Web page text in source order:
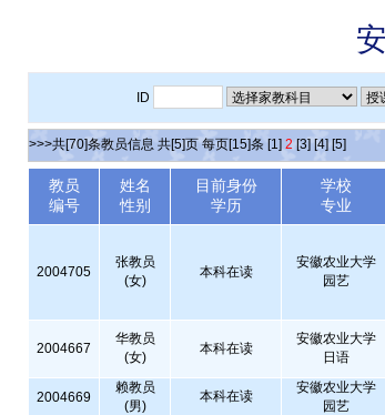
ID
>>>共[70]条教员信息 共[5]页 每页[15]条 [1] 2 [3] [4] [5]
教员
编号
姓名
性别
目前身份
学历
学校
专业
2004705
张教员
(女)
本科在读
安徽农业大学
园艺
2004667
华教员
(女)
本科在读
安徽农业大学
日语
2004669
赖教员
(男)
本科在读
安徽农业大学
园艺